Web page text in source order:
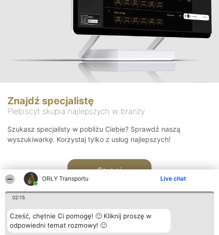
ORŁY Transportu Live chat
02:15
Cześć, chętnie Ci pomogę! 🙂 Kliknij proszę w
odpowiedni temat rozmowy! 🙂
Znajdź specjalistę
Plebiscyt skupia najlepszych w branży
Szukasz specjalisty w pobliżu Ciebie? Sprawdź naszą
wyszukiwarkę. Korzystaj tylko z usług najlepszych!
Szukaj